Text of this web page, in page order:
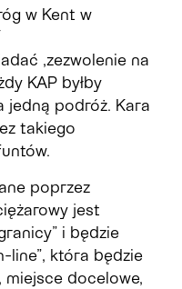
w Kent w
„zezwolenie na
KAP byłby
jedną podróż. Kara
takiego
.
poprzez
jest
i będzie
line”, która będzie
miejsce docelowe,